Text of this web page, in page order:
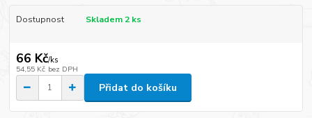
Dostupnost Skladem 2 ks
66 Kč/ks
54,55 Kč bez DPH
Přidat do košíku